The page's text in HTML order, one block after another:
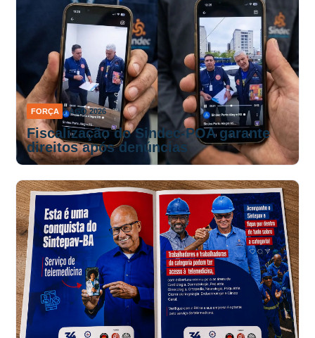
FORÇA 7 AGO 2026
Fiscalização do Sindec-POA garante
direitos após denúncias